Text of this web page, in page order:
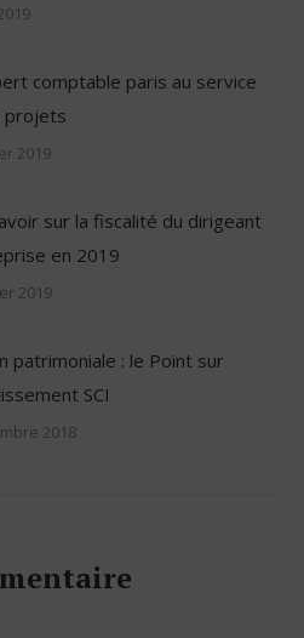
comptable paris au service
projets
2019
sur la fiscalité du dirigeant
en 2019
2019
patrimoniale : le Point sur
SCI
2018